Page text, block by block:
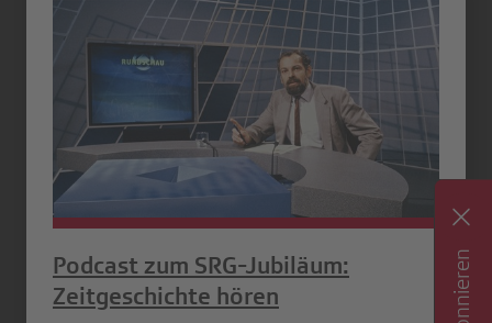
Podcast zum SRG-Jubiläum:
Zeitgeschichte hören